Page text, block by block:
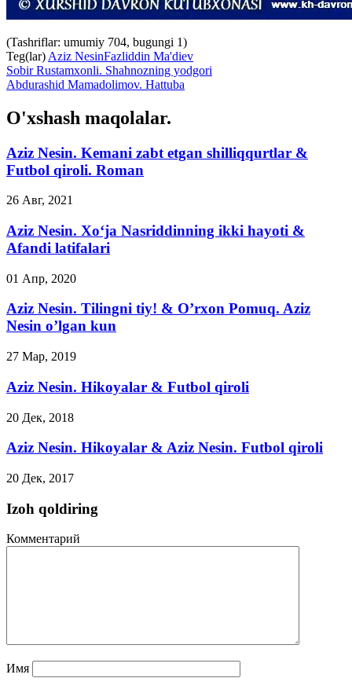
(Tashriflar: umumiy 704, bugungi 1)
Teg(lar) Aziz NesinFazliddin Ma'diev
Sobir Rustamxonli. Shahnozning yodgori
Abdurashid Mamadolimov. Hattuba
O'xshash maqolalar.
Aziz Nesin. Kemani zabt etgan shilliqqurtlar &
Futbol qiroli. Roman
26 Авг, 2021
Aziz Nesin. Xo‘ja Nasriddinning ikki hayoti &
Afandi latifalari
01 Апр, 2020
Aziz Nesin. Tilingni tiy! & O’rxon Pomuq. Aziz
Nesin o’lgan kun
27 Мар, 2019
Aziz Nesin. Hikoyalar & Futbol qiroli
20 Дек, 2018
Aziz Nesin. Hikoyalar & Aziz Nesin. Futbol qiroli
20 Дек, 2017
Izoh qoldiring
Комментарий
Имя